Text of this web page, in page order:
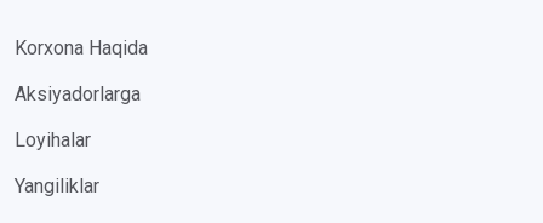
Korxona Haqida
Aksiyadorlarga
Loyihalar
Yangiliklar